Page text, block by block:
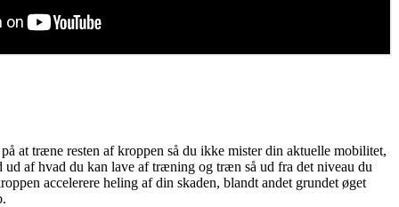
at træne resten af kroppen så du ikke mister din aktuelle mobilitet,
ud af hvad du kan lave af træning og træn så ud fra det niveau du
accelerere heling af din skaden, blandt andet grundet øget